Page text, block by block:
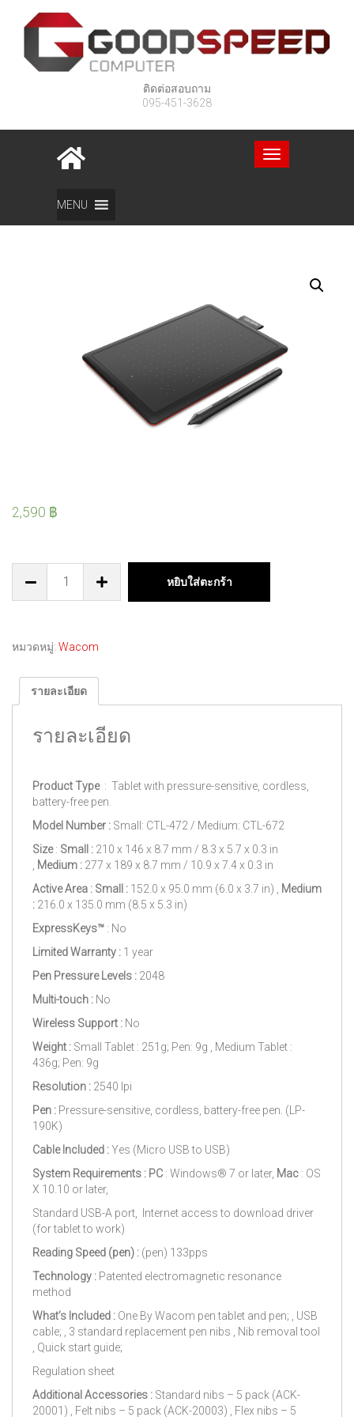
ติดต่อสอบถาม
095-451-3628
Toggle
navigation
MENU
สินค้า
2,590 ฿
หยิบใส่ตะกร้า
หมวดหมู่: Wacom
รายละเอียด
รายละเอียด
Product Type: Tablet with pressure-sensitive, cordless,
battery-free pen.
Model Number : Small: CTL-472 / Medium: CTL-672
Size: Small : 210 x 146 x 8.7 mm / 8.3 x 5.7 x 0.3 in
Medium : 277 x 189 x 8.7 mm / 10.9 x 7.4 x 0.3 in
Active Area : Small : 152.0 x 95.0 mm (6.0 x 3.7 in) ,
Medium
: 216.0 x 135.0 mm (8.5 x 5.3 in)
ExpressKeys™ : No
Limited Warranty : 1 year
Pen Pressure Levels : 2048
Multi-touch : No
Wireless Support : No
Weight : Small Tablet : 251g; Pen: 9g , Medium Tablet :
436g; Pen: 9g
Resolution : 2540 lpi
Pen : Pressure-sensitive, cordless, battery-free pen. (LP-
190K)
Cable Included :Yes (Micro USB to USB)
System Requirements : PC : Windows® 7 or later, Mac : OS
X 10.10 or later,
Standard USB-A port, Internet access to download driver
(for tablet to work)
Reading Speed (pen) : (pen) 133pps
Technology : Patented electromagnetic resonance
method
What’s Included : One By Wacom pen tablet and pen; , USB
cable; , 3 standard replacement pen nibs , Nib removal tool
, Quick start guide;
Regulation sheet
Additional Accessories : Standard nibs – 5 pack (ACK-
20001) , Felt nibs – 5 pack (ACK-20003) , Flex nibs – 5